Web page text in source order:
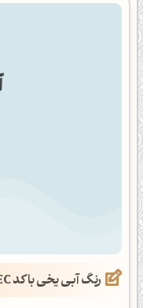
رنگ آبی یخی با کد D6E7EC